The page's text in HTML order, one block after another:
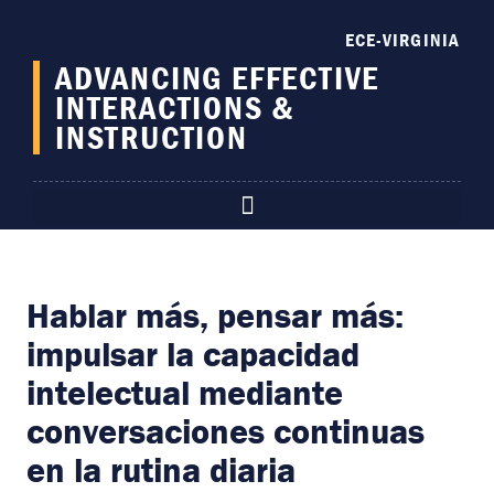
ADVANCING EFFECTIVE
INTERACTIONS &
INSTRUCTION
ECE-VIRGINIA
Hablar más, pensar más:
impulsar la capacidad
intelectual mediante
conversaciones continuas
en la rutina diaria